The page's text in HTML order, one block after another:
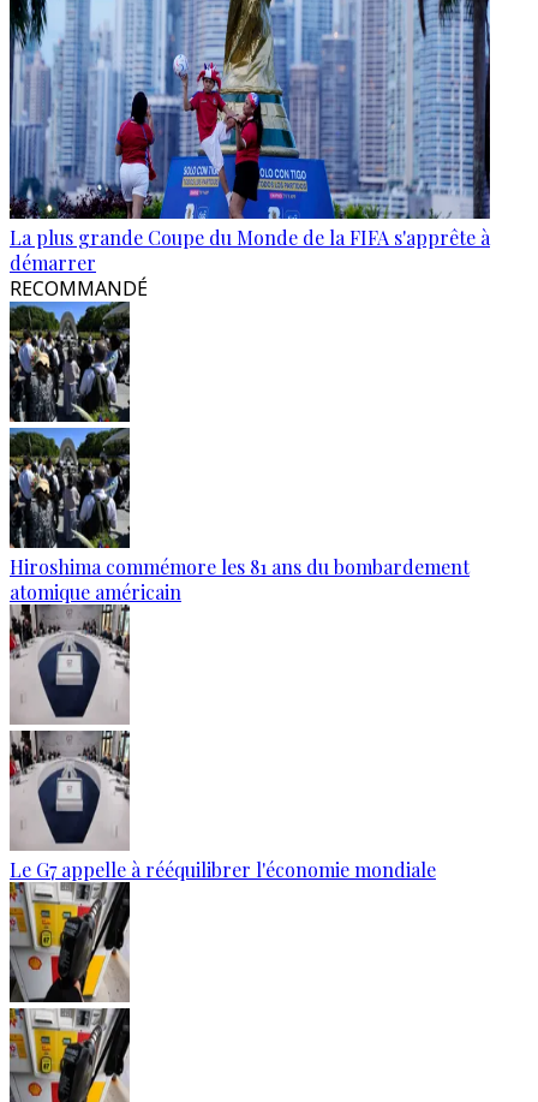
La plus grande Coupe du Monde de la FIFA s'apprête à
démarrer
RECOMMANDÉ
Hiroshima commémore les 81 ans du bombardement
atomique américain
Le G7 appelle à rééquilibrer l'économie mondiale